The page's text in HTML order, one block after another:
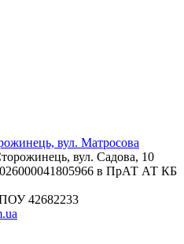
вул. Матросова
вул. Садова, 10
в ПрАТ АТ КБ
42682233